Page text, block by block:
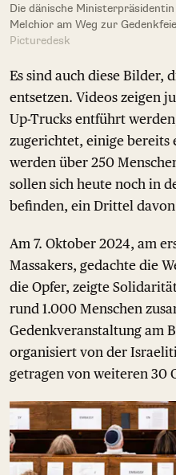
Die dänische
Melchior am Weg zur
Picturedesk
Es sind auch diese Bilder,
entsetzen. Videos zeigen
Up-Trucks entführt
zugerichtet, einige bereits
werden über 250
sollen sich heute noch in
befinden, ein Drittel
Am 7. Oktober 2024, am
Massakers, gedachte die
die Opfer, zeigte
rund 1.000 Menschen
Gedenkveranstaltung am
organisiert von der
getragen von weiteren 30